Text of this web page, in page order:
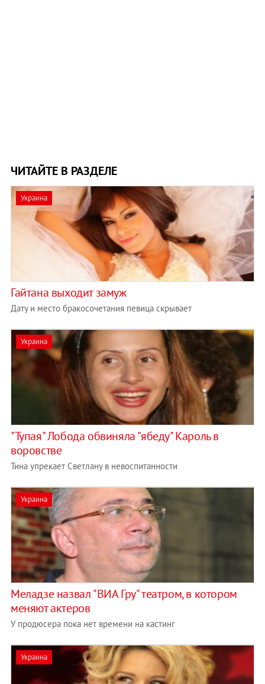
ЧИТАЙТЕ В РАЗДЕЛЕ
Украина
Гайтана выходит замуж
Дату и место бракосочетания певица скрывает
Украина
"Тупая" Лобода обвиняла "ябеду" Кароль в
воровстве
Тина упрекает Светлану в невоспитанности
Украина
Меладзе назвал "ВИА Гру" театром, в котором
меняют актеров
У продюсера пока нет времени на кастинг
Украина